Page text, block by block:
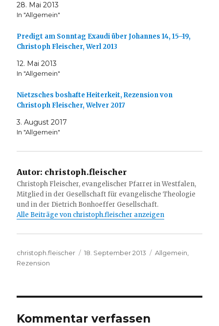
28. Mai 2013
In "Allgemein"
Predigt am Sonntag Exaudi über Johannes 14, 15–19,
Christoph Fleischer, Werl 2013
12. Mai 2013
In "Allgemein"
Nietzsches boshafte Heiterkeit, Rezension von
Christoph Fleischer, Welver 2017
3. August 2017
In "Allgemein"
Autor: christoph.fleischer
Christoph Fleischer, evangelischer Pfarrer in Westfalen,
Mitglied in der Gesellschaft für evangelische Theologie
und in der Dietrich Bonhoeffer Gesellschaft.
Alle Beiträge von christoph.fleischer anzeigen
Autor
christoph.fleischer
Veröffentlicht
18. September 2013 Kategorien
Allgemein
Rezension
Kommentar verfassen